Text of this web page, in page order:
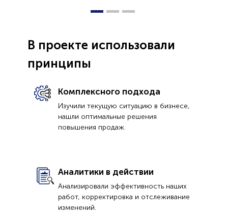
В проекте использовали
принципы
Комплексного подхода
Изучили текущую ситуацию в бизнесе,
нашли оптимальные решения
повышения продаж.
Аналитики в действии
Анализировали эффективность наших
работ, корректировка и отслеживание
изменений.